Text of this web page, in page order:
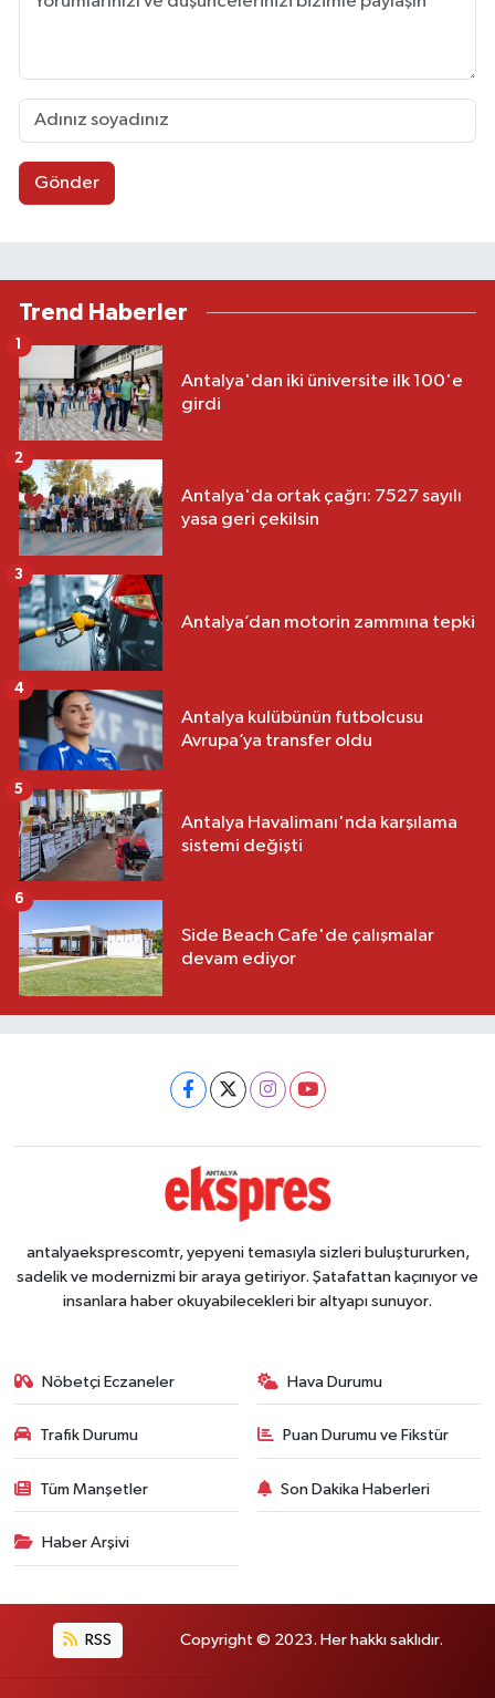
Gönder
Trend Haberler
Antalya'dan iki üniversite ilk 100'e
girdi
Antalya'da ortak çağrı: 7527 sayılı
yasa geri çekilsin
2
Antalya’dan motorin zammına tepki
3
Antalya kulübünün futbolcusu
Avrupa’ya transfer oldu
4
Antalya Havalimanı'nda karşılama
sistemi değişti
5
Side Beach Cafe'de çalışmalar
devam ediyor
6
antalyaeksprescomtr, yepyeni temasıyla sizleri buluştururken,
sadelik ve modernizmi bir araya getiriyor. Şatafattan kaçınıyor ve
insanlara haber okuyabilecekleri bir altyapı sunuyor.
Nöbetçi Eczaneler Hava Durumu
Trafik Durumu Puan Durumu ve Fikstür
Tüm Manşetler Son Dakika Haberleri
Haber Arşivi
RSS Copyright © 2023. Her hakkı saklıdır.